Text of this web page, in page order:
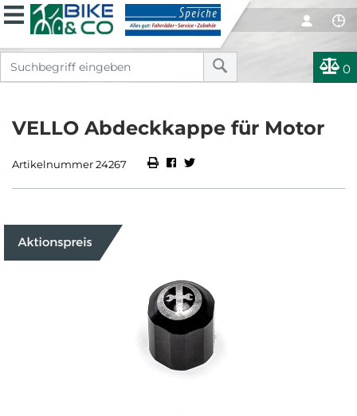
0
VELLO Abdeckkappe für Motor
Artikelnummer 24267